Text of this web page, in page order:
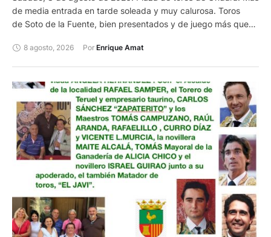
de media entrada en tarde soleada y muy calurosa. Toros
de Soto de la Fuente, bien presentados y de juego más que
rabo. Lea Vicens, oreja y oreja. Guillermo Hermoso de
Mendoza, oreja y oreja. Entre las cuadrillas lidió
Fernandez. Enrique Amat, Ondara Se celebró el segundo
festejo de la feria de la Marina de Ondara. En el mismo se
anunciaban el rejoneador de Benidorm Andy Cartagena, la
francesa Lea Vicens y Guillermo Hermoso de Mendoza. Tras el
exitoso resultado del pasado sábado, en el que Sebastián
Castella, Manzanares y Borja Jimenez abrieron la puerta
grande, en esta ocasión, la empresa Blackbull, a cuyo frente
están José Luis Alatorre y Joselillo de Colombia, programó un
festejo de rejones. Era el tercer festejo que se celebra en lo
que va de campaña en La Joya Levantina. El 1 de marzo tuvo
lugar una novillada con picadores y el próximo 5 de
8 agosto, 2026 Por Enrique Amat